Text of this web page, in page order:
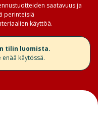
saatavuus ja
perinteisiä
käyttöä.
tilin luomista.
käytössä.